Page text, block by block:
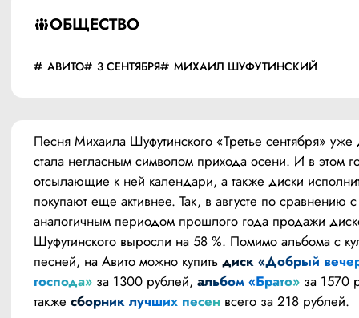
ОБЩЕСТВО
АВИТО 3 СЕНТЯБРЯ МИХАИЛ ШУФУТИНСКИЙ
Песня Михаила Шуфутинского «Третье сентября» уже
стала негласным символом прихода осени. И в этом
отсылающие к ней календари, а также диски
покупают еще активнее. Так, в августе по сравнению с
аналогичным периодом прошлого года продажи
Шуфутинского выросли на 58 %. Помимо альбома с
песней, на Авито можно купить диск «Добрый
господа» за 1300 рублей, альбом «Брато» за 1570
также сборник лучших песен всего за 218 рублей.